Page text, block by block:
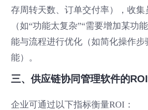
存周转天数、订单交付率），收集
（如“功能太复杂”“需要增加某功
能与流程进行优化（如简化操作步
能）。
三、供应链协同管理软件的
企业可通过以下指标衡量ROI：